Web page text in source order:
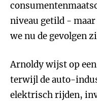
niveau getild -
we nu de gevolgen
Arnoldy wijst op
terwijl de auto-
elektrisch rijden,